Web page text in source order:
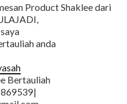
Product Shaklee dari
anda
Bertauliah